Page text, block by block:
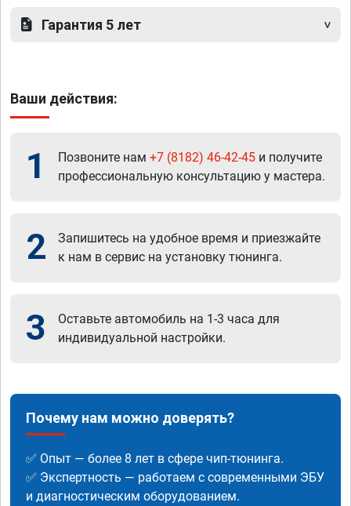
Гарантия 5 лет
Ваши действия:
1 Позвоните нам +7 (8182) 46-42-45 и получите
профессиональную консультацию у мастера.
2
Запишитесь на удобное время и приезжайте
к нам в сервис на установку тюнинга.
3
Оставьте автомобиль на 1-3 часа для
индивидуальной настройки.
Почему нам можно доверять?
✅ Опыт — более 8 лет в сфере чип-тюнинга.
✅ Экспертность — работаем с современными ЭБУ
и диагностическим оборудованием.